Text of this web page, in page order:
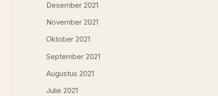
Desember 2021
November 2021
Oktober 2021
September 2021
Augustus 2021
Julie 2021